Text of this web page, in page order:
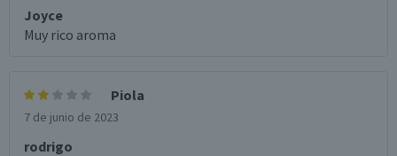
Joyce
Muy rico aroma
Piola
7 de junio de 2023
rodrigo